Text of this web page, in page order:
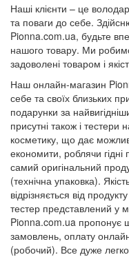
Наші клієнти – це
та поваги до себе.
Pionna.com.ua, будьте
нашого товару. Ми
задоволені товаром і
Наш онлайн-магазин
себе та своїх близьких
подарунки за
присутні також і
косметику, що дає
економити, роблячи
самий оригінальний
(технічна упаковка).
відрізняється від
тестер представлений у
Pionna.com.ua пропонує
замовлень, оплату
(робочий). Все дуже